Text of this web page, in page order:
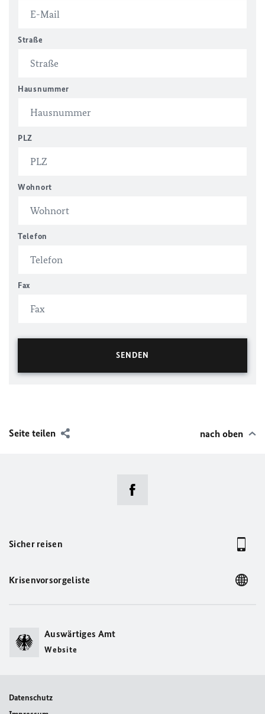
Straße
Hausnummer
PLZ
Wohnort
Telefon
Fax
Seite teilen nach oben
Sicher reisen
Krisenvorsorgeliste
Auswärtiges Amt
Website
Datenschutz